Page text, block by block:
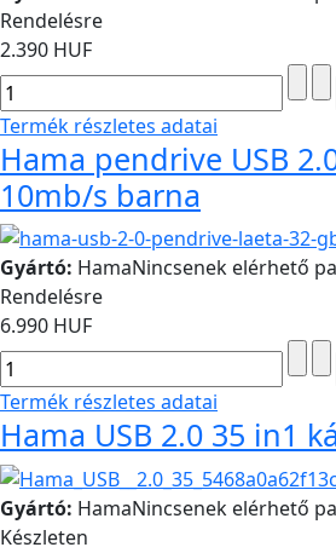
Rendelésre
2.390 HUF
Termék részletes adatai
Hama pendrive USB
10mb/s barna
Gyártó: HamaNincsenek elérhető
Rendelésre
6.990 HUF
Termék részletes adatai
Hama USB 2.0 35 in1
Gyártó: HamaNincsenek elérhető
Készleten